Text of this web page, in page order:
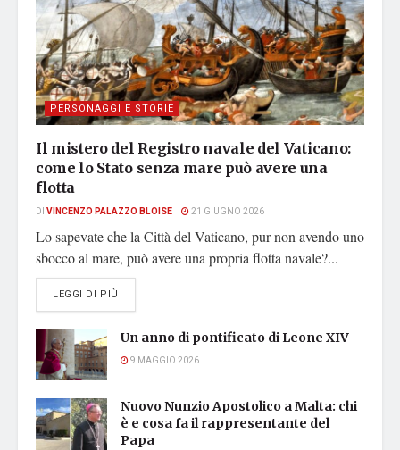
PERSONAGGI E STORIE
Il mistero del Registro navale del Vaticano:
come lo Stato senza mare può avere una
flotta
DI VINCENZO PALAZZO BLOISE 21 GIUGNO 2026
Lo sapevate che la Città del Vaticano, pur non avendo uno
sbocco al mare, può avere una propria flotta navale?...
LEGGI DI PIÙ
Un anno di pontificato di Leone XIV
9 MAGGIO 2026
Nuovo Nunzio Apostolico a Malta: chi
è e cosa fa il rappresentante del
Papa